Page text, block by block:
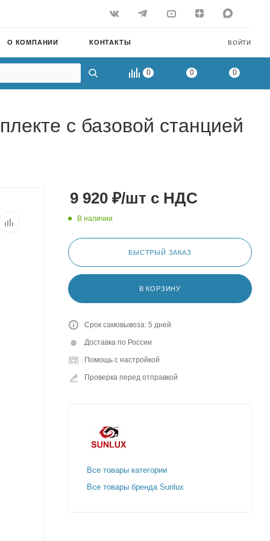
ВОЙТИ
О КОМПАНИИ КОНТАКТЫ
0 0 0
с базовой станцией
9 920 ₽/шт с НДС
В наличии
БЫСТРЫЙ ЗАКАЗ
В КОРЗИНУ
Срок самовывоза: 5 дней
Доставка по России
Помощь с настройкой
Проверка перед отправкой
Все товары категории
Все товары бренда Sunlux